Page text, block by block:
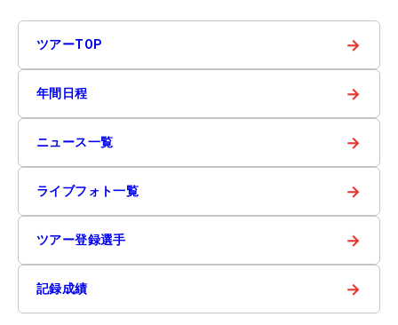
ツアーTOP →
年間日程 →
ニュース一覧 →
ライブフォト一覧 →
ツアー登録選手 →
記録成績 →